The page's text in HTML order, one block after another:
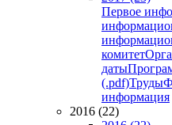
Первое
комитет
даты
(.pdf)Труды
информация
2016 (22)